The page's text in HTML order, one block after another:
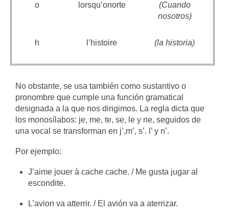
o lorsqu’onorte
(Cuando
nosotros)
h l’histoire (la historia)
No obstante, se usa también como sustantivo o
pronombre que cumple una función gramatical
designada a la que nos dirigimos. La regla dicta que
los monosílabos: je, me, te, se, le y ne, seguidos de
una vocal se transforman en j’,m’, s’. l’ y n’.
Por ejemplo:
J’aime jouer à cache cache. / Me gusta jugar al
escondite.
L’avion va atterrir. / El avión va a aterrizar.